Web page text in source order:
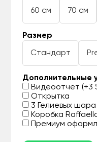
60 см 70 см
Размер
Стандарт
Дополнительные
Видеоотчет (+3
Открытка
3 Гелиевых шара
Коробка
Премиум